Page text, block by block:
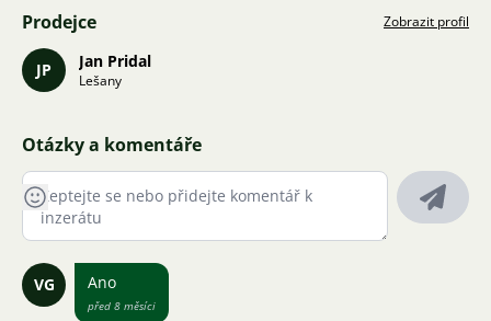
Prodejce Zobrazit profil
JP Jan Pridal
Lešany
Otázky a komentáře
VG Ano
před 8 měsíci